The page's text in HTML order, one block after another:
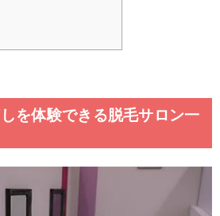
を体験できる脱毛サロン一